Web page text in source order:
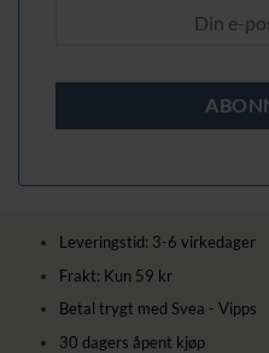
Leveringstid: 3-6 virkedager
Frakt: Kun 59 kr
Betal trygt med Svea - Vipps
30 dagers åpent kjøp